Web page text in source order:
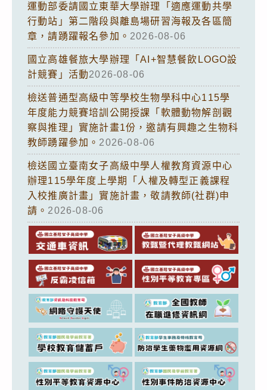
運動部委請國立東華大學辦理「適應運動共學
行動站」第二階段與離島場研習海報及各區簡
章，請踴躍報名參加。 2026-08-06
國立高雄餐旅大學辦理「AI+智慧餐飲LOGO設
計競賽」活動2026-08-06
檢送普通型高級中等學校生物學科中心115學
年度能力競賽培訓公開授課「軟體動物解剖觀
察與推理」實施計畫1份，邀請有興趣之生物科
教師踴躍參加。 2026-08-06
檢送國立臺南女子高級中學人權教育資源中心
辦理115學年度上學期「人權及轉型正義課程
入校推廣計畫」實施計畫，敬請教師(社群)申
請。 2026-08-06